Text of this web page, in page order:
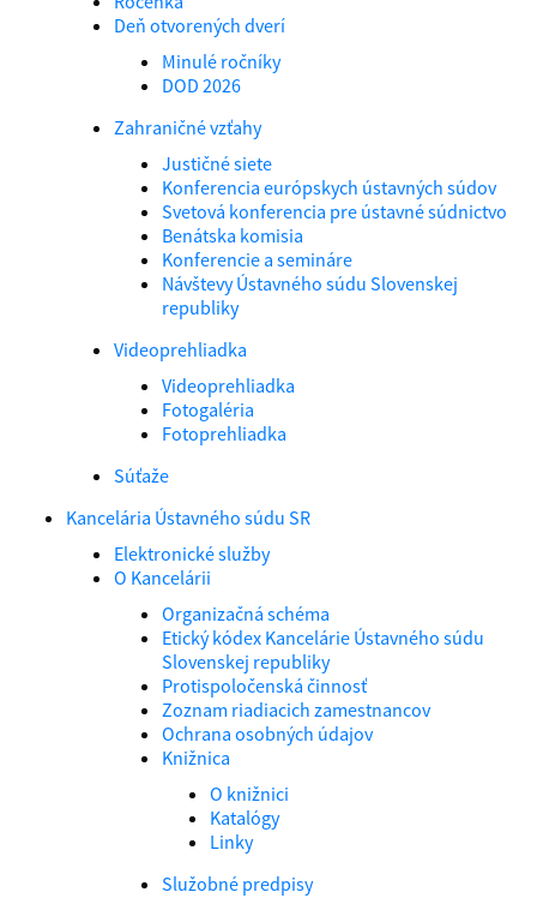
Deň otvorených dverí
Minulé ročníky
DOD 2026
Zahraničné vzťahy
Justičné siete
Konferencia európskych ústavných súdov
Svetová konferencia pre ústavné súdnictvo
Benátska komisia
Konferencie a semináre
Návštevy Ústavného súdu Slovenskej
republiky
Videoprehliadka
Videoprehliadka
Fotogaléria
Fotoprehliadka
Súťaže
Kancelária Ústavného súdu SR
Elektronické služby
O Kancelárii
Organizačná schéma
Etický kódex Kancelárie Ústavného súdu
Slovenskej republiky
Protispoločenská činnosť
Zoznam riadiacich zamestnancov
Ochrana osobných údajov
Knižnica
O knižnici
Katalógy
Linky
Služobné predpisy